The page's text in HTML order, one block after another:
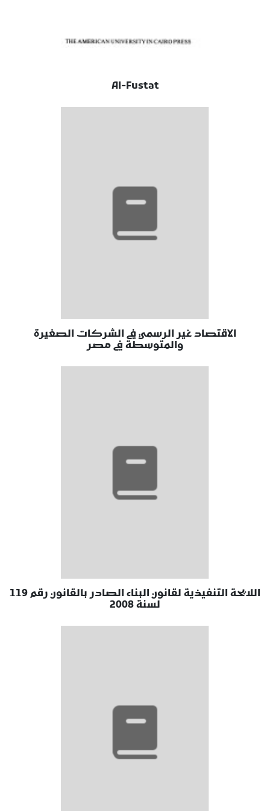
Al-Fustat
الاقتصاد غير الرسمي في الشركات الصغيرة
والمتوسطة في مصر
اللايحة التنفيذية لقانون البناء الصادر بالقانون رقم 119
لسنة 2008